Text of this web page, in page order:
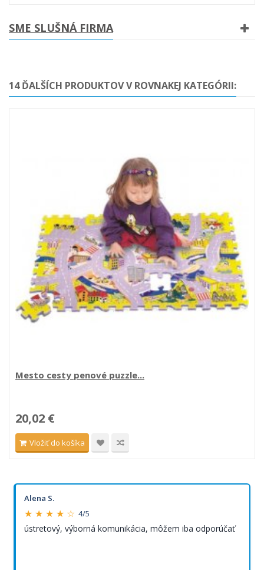
SME SLUŠNÁ FIRMA
14 ĎALŠÍCH PRODUKTOV V ROVNAKEJ KATEGÓRII:
Mesto cesty penové puzzle...
20,02 €
Vložiť do košíka
Alena S.
★ ★ ★ ★ ☆ 4/5
ústretový, výborná komunikácia, môžem iba odporúčať